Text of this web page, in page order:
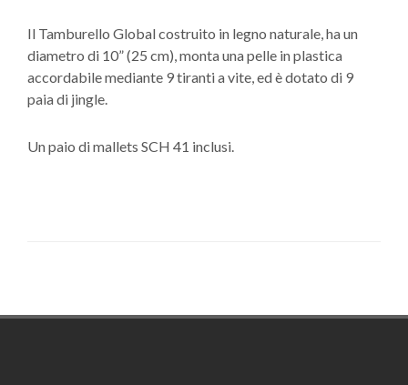
Il Tamburello Global costruito in legno naturale, ha un
diametro di 10” (25 cm), monta una pelle in plastica
accordabile mediante 9 tiranti a vite, ed è dotato di 9
paia di jingle.
Un paio di mallets SCH 41 inclusi.